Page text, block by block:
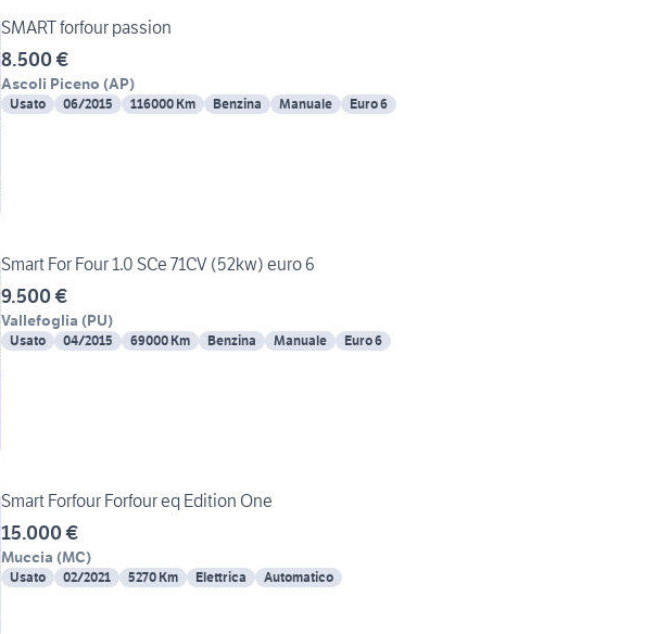
SMART forfour passion
8.500 €
Ascoli Piceno (AP)
Usato 06/2015 116000 Km Benzina Manuale Euro 6
Smart For Four 1.0 SCe 71CV (52kw) euro 6
9.500 €
Vallefoglia (PU)
Usato 04/2015 69000 Km Benzina Manuale Euro 6
Smart Forfour Forfour eq Edition One
15.000 €
Muccia (MC)
Usato 02/2021 5270 Km Elettrica Automatico